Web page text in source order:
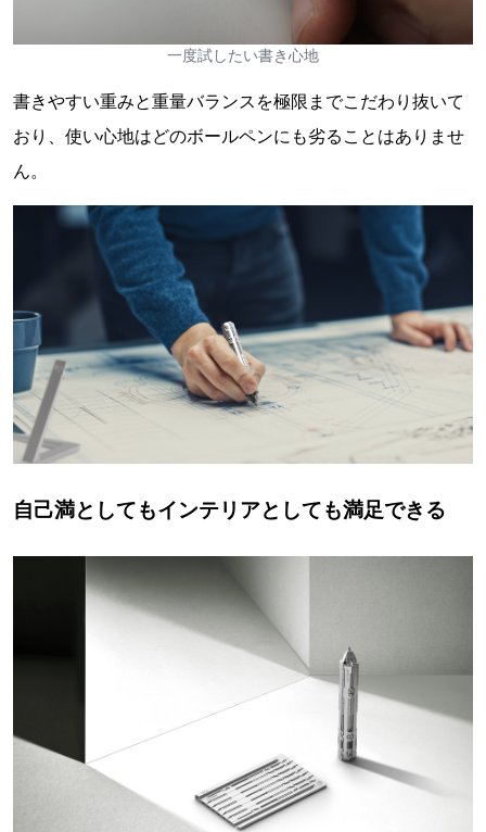
一度試したい書き心地
書きやすい重みと重量バランスを極限までこだわり抜いて
おり、使い心地はどのボールペンにも劣ることはありませ
ん。
自己満としてもインテリアとしても満足できる